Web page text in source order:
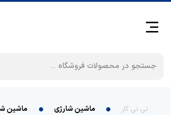
نی نی کار ماشین شارژی ماشین